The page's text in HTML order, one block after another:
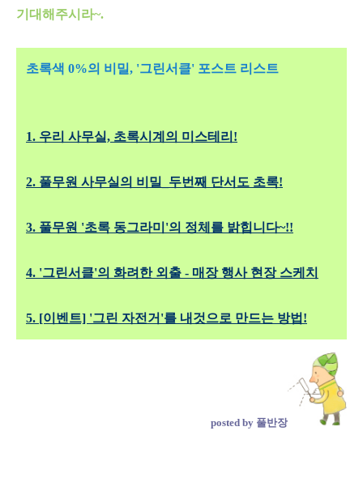
기대해주시라~.
초록색 0%의 비밀, '그린서클' 포스트 리스트
1. 우리 사무실, 초록시계의 미스테리!
2. 풀무원 사무실의 비밀_두번째 단서도 초록!
3. 풀무원 '초록 동그라미'의 정체를 밝힙니다~!!
4. '그린서클'의 화려한 외출 - 매장 행사 현장 스케치
5. [이벤트] '그린 자전거'를 내것으로 만드는 방법!
posted by 풀반장